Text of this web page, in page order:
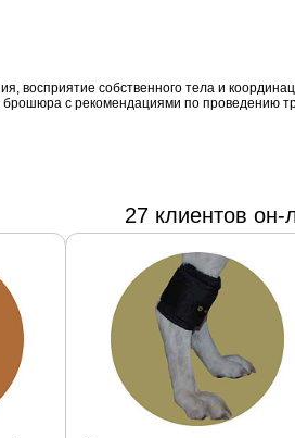
восприятие собственного тела и
брошюра с рекомендациями по проведению
27 клиентов он-